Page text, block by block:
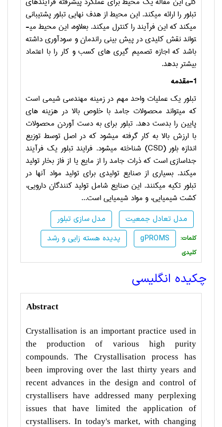
تبلور را ارائه می­کند. این محیط از هدف نهایی تبلور پشتیبانی
می­کند که این فرآیند را کنترل می­کند. بعلاوه، این محیط می­
تواند نقش کلیدی در پیش بینی راندمان و سودآوری داشته
باشد که اجازه تصمیم گیری های کسب و کار را با اعتماد
بیشتر بدهد.
1-مقدمه
تبلور یک عملیات واحد مهم در زمینه مهندسی شیمی است
که می­تواند محصولات جامد با خلوص بالا در هزینه های
پایین را بدست دهد. تبلور برای به دست آوردن محصولات
با ارزش بالا به کار گرفته می­شود که در اصل توسط توزیع
اندازه بلور (CSD) شناخته می­شود. فرایند تبلور یک فرآیند
جداسازی است که ذرات جامد را از مایع یا از فاز بخار تولید
می­کند. بسیاری از صنایع تولیدی برای تولید مواد آنها در
تبلور تکیه می­کنند. این صنایع شامل تولید کنندگان دارویی،
کشت شیمیایی، و مواد شیمیایی است...
مدل سازی تبلور
مدل تعادل جمعیت
پدیده هسته زایی و رشد
gPROMS
:کلمات
کلیدی
چکیده انگلیسی
Abstract
Crystallisation is an important practice used in
the production of various high purity
compounds. The Crystallisation process has
been improving over the last thirty years and
recent advances in the design and control of
crystallisers have addressed many perplexing
issues that have limited the application of
crystallisers. In today's market, with changing